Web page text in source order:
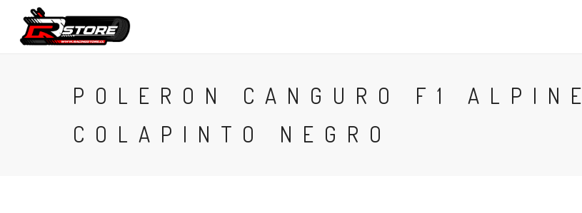
POLERON CANGURO F1 ALPINE
COLAPINTO NEGRO